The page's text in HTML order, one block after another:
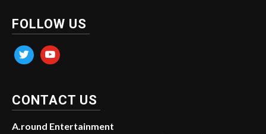
FOLLOW US
twitter youtube
CONTACT US
A.round Entertainment